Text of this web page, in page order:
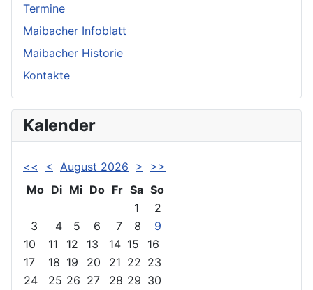
Termine
Maibacher Infoblatt
Maibacher Historie
Kontakte
Kalender
<< < August 2026 >
>>
Mo Di Mi Do Fr Sa So
1
2
3
4 5 6 7 8
9
10
11 12 13 14 15
16
17
18 19 20 21 22 23
24
25 26 27 28 29 30